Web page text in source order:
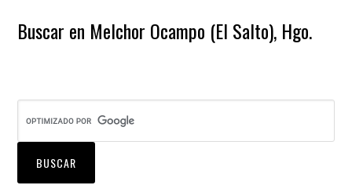
Buscar en Melchor Ocampo (El Salto), Hgo.